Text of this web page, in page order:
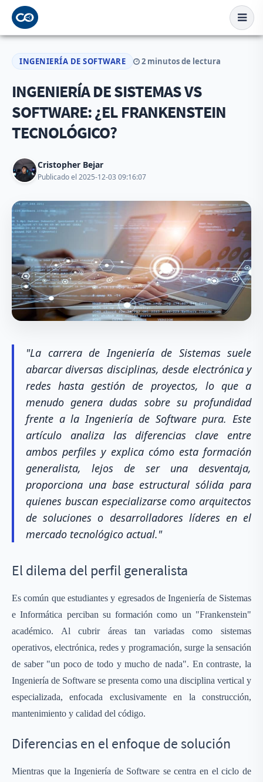
INGENIERÍA DE SOFTWARE 2 minutos de lectura
INGENIERÍA DE SISTEMAS VS
SOFTWARE: ¿EL FRANKENSTEIN
TECNOLÓGICO?
Cristopher Bejar
Publicado el 2025-12-03 09:16:07
"La carrera de Ingeniería de Sistemas suele
abarcar diversas disciplinas, desde electrónica y
redes hasta gestión de proyectos, lo que a
menudo genera dudas sobre su profundidad
frente a la Ingeniería de Software pura. Este
artículo analiza las diferencias clave entre
ambos perfiles y explica cómo esta formación
generalista, lejos de ser una desventaja,
proporciona una base estructural sólida para
quienes buscan especializarse como arquitectos
de soluciones o desarrolladores líderes en el
mercado tecnológico actual."
El dilema del perfil generalista
Es común que estudiantes y egresados de Ingeniería de Sistemas
e Informática perciban su formación como un "Frankenstein"
académico. Al cubrir áreas tan variadas como sistemas
operativos, electrónica, redes y programación, surge la sensación
de saber "un poco de todo y mucho de nada". En contraste, la
Ingeniería de Software se presenta como una disciplina vertical y
especializada, enfocada exclusivamente en la construcción,
mantenimiento y calidad del código.
Diferencias en el enfoque de solución
Mientras que la Ingeniería de Software se centra en el ciclo de